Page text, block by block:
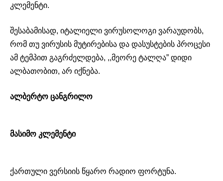
კლემენტი.
შესაბამისად, იტალიელი ვირუსოლოგი ვარაუდობს,
რომ თუ ვირუსის მუტირებისა და დასუსტების პროცესი
ამ ტემპით გაგრძელდება, ,,მეორე ტალღა” დიდი
ალბათობით, არ იქნება.
ალბერტო ცანგრილო
მასიმო კლემენტი
ქართული ვერსიის წყარო რადიო ფორტუნა.